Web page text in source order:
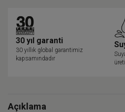
30 yıl garanti
30 yıllık global garantimiz
kapsamındadır
Açıklama